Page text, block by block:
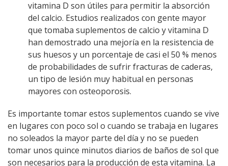
vitamina D son útiles para permitir la absorción
del calcio. Estudios realizados con gente mayor
que tomaba suplementos de calcio y vitamina D
han demostrado una mejoría en la resistencia de
sus huesos y un porcentaje de casi el 50 % menos
de probabilidades de sufrir fracturas de caderas,
un tipo de lesión muy habitual en personas
mayores con osteoporosis.
Es importante tomar estos suplementos cuando se vive
en lugares con poco sol o cuando se trabaja en lugares
no soleados la mayor parte del día y no se pueden
tomar unos quince minutos diarios de baños de sol que
son necesarios para la producción de esta vitamina. La